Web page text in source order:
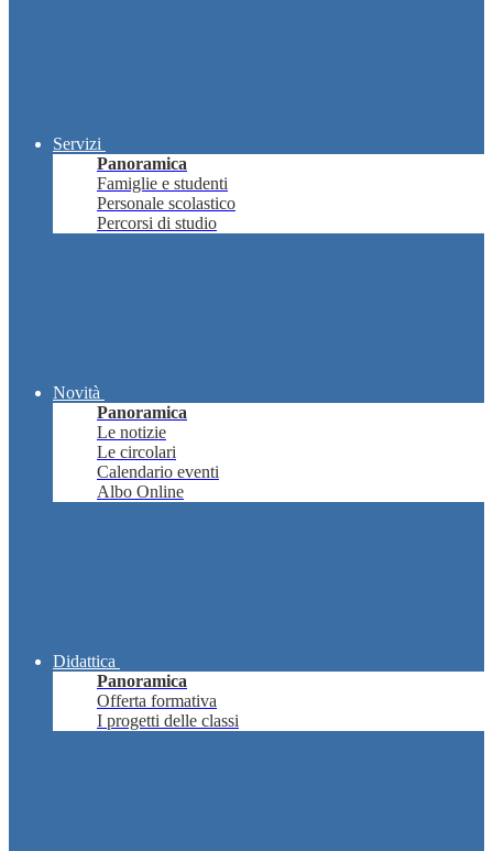
Servizi
Panoramica
Famiglie e studenti
Personale scolastico
Percorsi di studio
Novità
Panoramica
Le notizie
Le circolari
Calendario eventi
Albo Online
Didattica
Panoramica
Offerta formativa
I progetti delle classi